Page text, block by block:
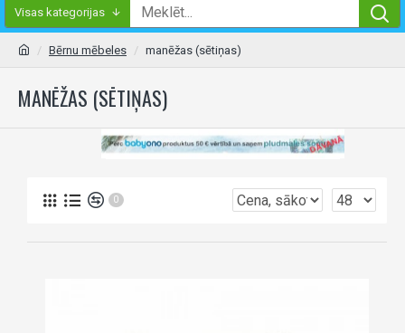
Visas kategorijas
Bērnu mēbeles manēžas (sētiņas)
MANĒŽAS (SĒTIŅAS)
0